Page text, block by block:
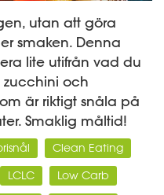
utan att göra
smaken. Denna
lite utifrån vad du
zucchini och
är riktigt snåla på
Smaklig måltid!
Clean Eating
LCLC Low Carb